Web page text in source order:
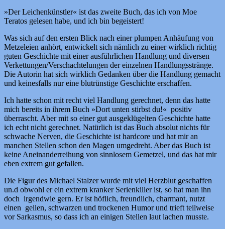
»Der Leichenkünstler« ist das zweite Buch, das ich von Moe
Teratos gelesen habe, und ich bin begeistert!
Was sich auf den ersten Blick nach einer plumpen Anhäufung von
Metzeleien anhört, entwickelt sich nämlich zu einer wirklich richtig
guten Geschichte mit einer ausführlichen Handlung und diversen
Verkettungen/Verschachtelungen der einzelnen Handlungsstränge.
Die Autorin hat sich wirklich Gedanken über die Handlung gemacht
und keinesfalls nur eine blutrünstige Geschichte erschaffen.
Ich hatte schon mit recht viel Handlung gerechnet, denn das hatte
mich bereits in ihrem Buch »Dort unten stirbst du!« positiv
überrascht. Aber mit so einer gut ausgeklügelten Geschichte hatte
ich echt nicht gerechnet. Natürlich ist das Buch absolut nichts für
schwache Nerven, die Geschichte ist hardcore und hat mir an
manchen Stellen schon den Magen umgedreht. Aber das Buch ist
keine Aneinanderreihung von sinnlosem Gemetzel, und das hat mir
eben extrem gut gefallen.
Die Figur des Michael Stalzer wurde mit viel Herzblut geschaffen
un.d obwohl er ein extrem kranker Serienkiller ist, so hat man ihn
doch irgendwie gern. Er ist höflich, freundlich, charmant, nutzt
einen geilen, schwarzen und trockenen Humor und trieft teilweise
vor Sarkasmus, so dass ich an einigen Stellen laut lachen musste.